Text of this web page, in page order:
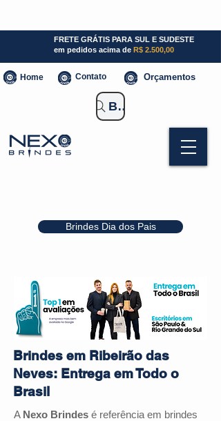
Brindes Dia dos Pais
FRETE GRÁTIS PARA SUL E SUDESTE
em pedidos acima de R$ 2.500,00
Home Contato Orçamentos
Buscar Brindes
Brindes em Ribeirão das
Neves: Entrega em Todo o
Brasil
A Nexo Brindes é referência em brindes